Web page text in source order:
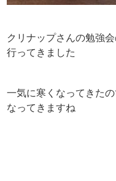
クリナップさんの勉強
行ってきました
一気に寒くなってきた
なってきますね